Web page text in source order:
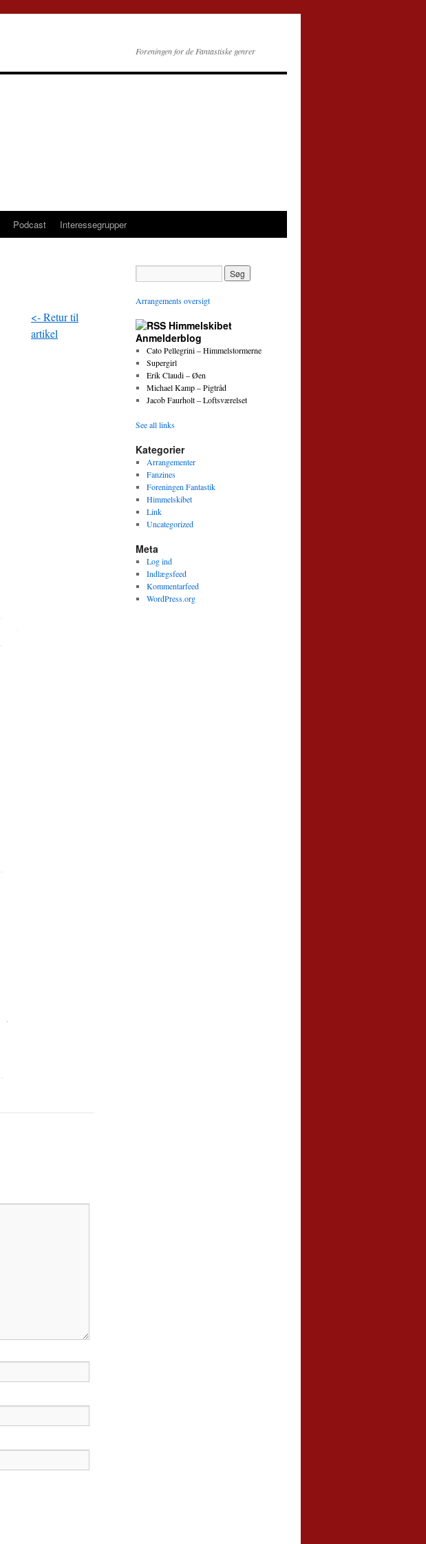
Foreningen for de Fantastiske genrer
Podcast Interessegrupper
<- Retur til
artikel
Arrangements oversigt
Himmelskibet
Anmelderblog
Cato Pellegrini – Himmelstormerne
Supergirl
Erik Claudi – Øen
Michael Kamp – Pigtråd
Jacob Faurholt – Loftsværelset
See all links
Kategorier
Arrangementer
Fanzines
Foreningen Fantastik
Himmelskibet
Link
Uncategorized
Meta
Log ind
Indlægsfeed
Kommentarfeed
WordPress.org